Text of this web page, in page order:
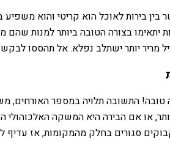
בין בירות לאוכל הוא קריטי והוא
יתאימו בצורה הטובה ביותר למנות
מריר יותר ישתלב נפלא. אל תהססו
או אם הבירה היא המשקה
סגורים בחלק מהמקומות, אז עדיף